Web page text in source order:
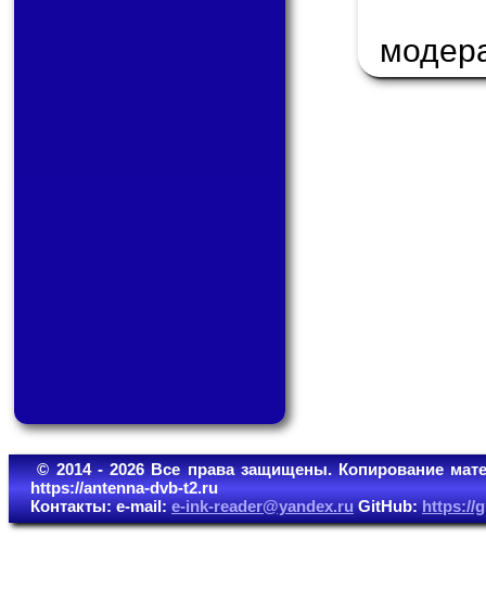
© 2014 - 2026 Все права защищены. Копирование
https://antenna-dvb-t2.ru
Контакты: e-mail:e-ink-reader@yandex.ruGitHub:https://